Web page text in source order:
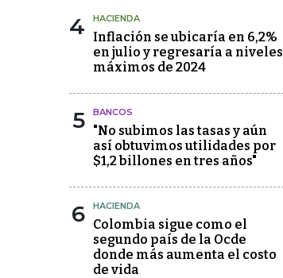
4 HACIENDA
Inflación se ubicaría en 6,2%
en julio y regresaría a niveles
máximos de 2024
5 BANCOS
"No subimos las tasas y aún
así obtuvimos utilidades por
$1,2 billones en tres años"
6 HACIENDA
Colombia sigue como el
segundo país de la Ocde
donde más aumenta el costo
de vida